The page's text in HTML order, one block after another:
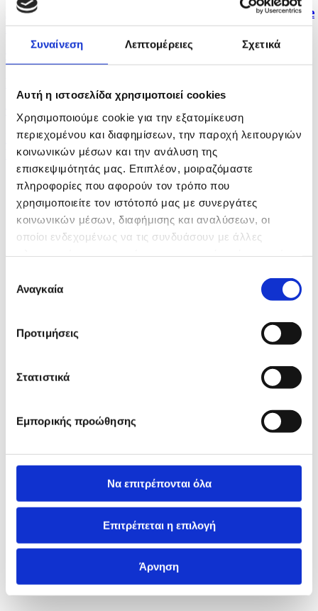
Συναίνεση Λεπτομέρειες Σχετικά
Αυτή η ιστοσελίδα χρησιμοποιεί cookies
Χρησιμοποιούμε cookie για την εξατομίκευση
περιεχομένου και διαφημίσεων, την παροχή λειτουργιών
κοινωνικών μέσων και την ανάλυση της
επισκεψιμότητάς μας. Επιπλέον, μοιραζόμαστε
πληροφορίες που αφορούν τον τρόπο που
χρησιμοποιείτε τον ιστότοπό μας με συνεργάτες
κοινωνικών μέσων, διαφήμισης και αναλύσεων, οι
οποίοι ενδεχομένως να τις συνδυάσουν με άλλες
των υπηρεσιών τους.
συγκατάθεσης
Αναγκαία
Προτιμήσεις
Στατιστικά
Εμπορικής προώθησης
Να επιτρέπονται όλα
Επιτρέπεται η επιλογή
Άρνηση
Πέμπτη η Εθνική Κοριτσιών U16 στα Tennis Europe
Summer...
Συγχαρητήρια ΚΟΠΕ στον επαναδιορισθέντα
Πρόεδρο και το...